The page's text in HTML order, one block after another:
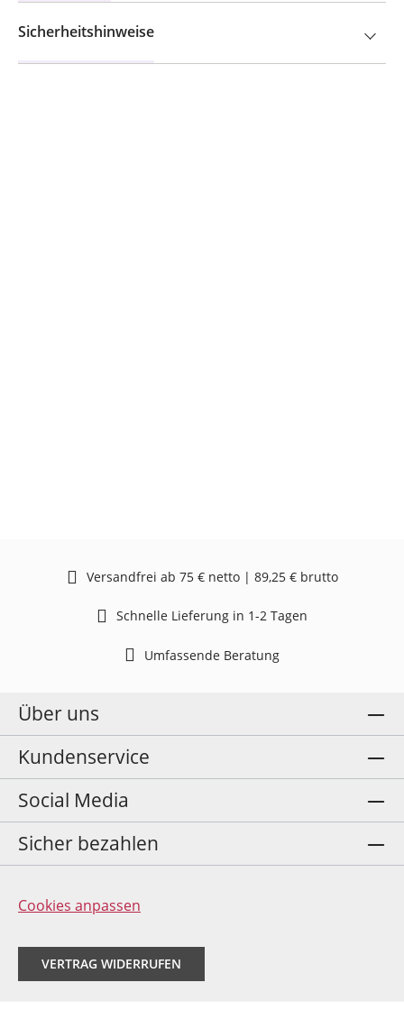
Sicherheitshinweise
Versandfrei ab 75 € netto | 89,25 € brutto
Schnelle Lieferung in 1-2 Tagen
Umfassende Beratung
Über uns
Kundenservice
Social Media
Sicher bezahlen
Cookies anpassen
VERTRAG WIDERRUFEN